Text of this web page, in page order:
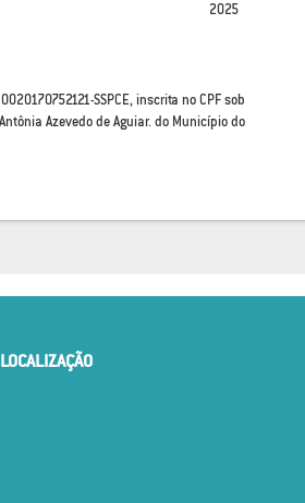
2025
0020170752121-SSPCE, inscrita no CPF sob
Antônia Azevedo de Aguiar. do Município do
LOCALIZAÇÃO